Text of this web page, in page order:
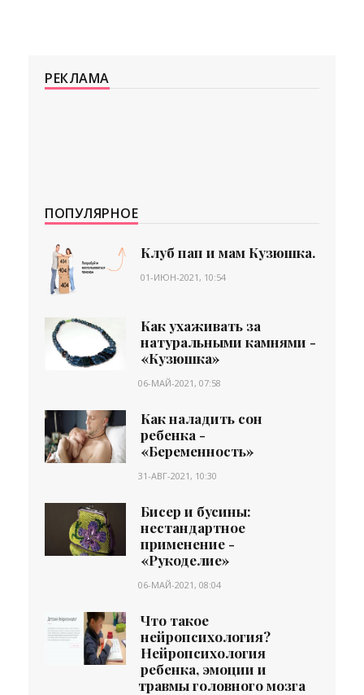
РЕКЛАМА
ПОПУЛЯРНОЕ
Клуб пап и мам Кузюшка.
01-ИЮН-2021, 10:54
Как ухаживать за
натуральными камнями -
«Кузюшка»
06-МАЙ-2021, 07:58
Как наладить сон
ребенка -
«Беременность»
31-АВГ-2021, 10:30
Бисер и бусины:
нестандартное
применение -
«Рукоделие»
06-МАЙ-2021, 08:04
Что такое
нейропсихология?
Нейропсихология
ребенка, эмоции и
травмы головного мозга